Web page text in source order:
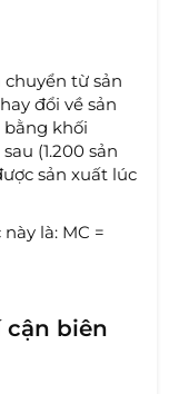
từ sản
đổi về sản
bằng khối
(1.200 sản
sản xuất lúc
là: MC =
biên